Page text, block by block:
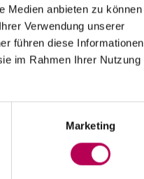
Medien anbieten zu können
Verwendung unserer
führen diese Informationen
im Rahmen Ihrer Nutzung
Marketing